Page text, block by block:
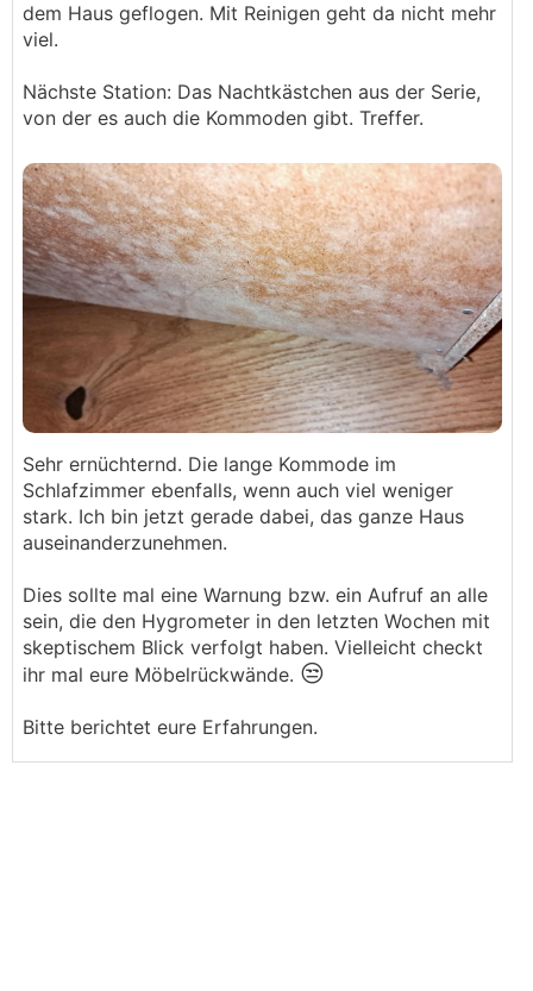
dem Haus geflogen. Mit Reinigen geht da nicht mehr
viel.
Nächste Station: Das Nachtkästchen aus der Serie,
von der es auch die Kommoden gibt. Treffer.
Sehr ernüchternd. Die lange Kommode im
Schlafzimmer ebenfalls, wenn auch viel weniger
stark. Ich bin jetzt gerade dabei, das ganze Haus
auseinanderzunehmen.
Dies sollte mal eine Warnung bzw. ein Aufruf an alle
sein, die den Hygrometer in den letzten Wochen mit
skeptischem Blick verfolgt haben. Vielleicht checkt
ihr mal eure Möbelrückwände. 😒
Bitte berichtet eure Erfahrungen.